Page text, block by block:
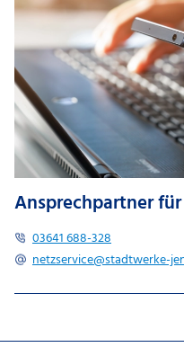
Ansprechpartner
03641 688-328
netzservice@​stadtwerke-